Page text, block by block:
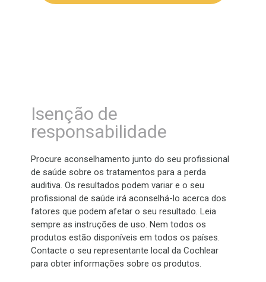
Isenção de
responsabilidade
Procure aconselhamento junto do seu profissional
de saúde sobre os tratamentos para a perda
auditiva. Os resultados podem variar e o seu
profissional de saúde irá aconselhá-lo acerca dos
fatores que podem afetar o seu resultado. Leia
sempre as instruções de uso. Nem todos os
produtos estão disponíveis em todos os países.
Contacte o seu representante local da Cochlear
para obter informações sobre os produtos.